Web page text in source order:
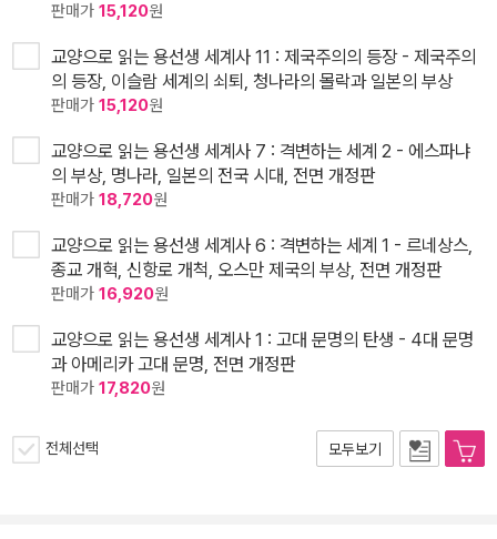
판매가 15,120원
교양으로 읽는 용선생 세계사 11 : 제국주의의 등장 - 제국주의
의 등장, 이슬람 세계의 쇠퇴, 청나라의 몰락과 일본의 부상
판매가 15,120원
교양으로 읽는 용선생 세계사 7 : 격변하는 세계 2 - 에스파냐
의 부상, 명나라, 일본의 전국 시대, 전면 개정판
판매가 18,720원
교양으로 읽는 용선생 세계사 6 : 격변하는 세계 1 - 르네상스,
종교 개혁, 신항로 개척, 오스만 제국의 부상, 전면 개정판
판매가 16,920원
교양으로 읽는 용선생 세계사 1 : 고대 문명의 탄생 - 4대 문명
과 아메리카 고대 문명, 전면 개정판
판매가 17,820원
전체선택 모두보기